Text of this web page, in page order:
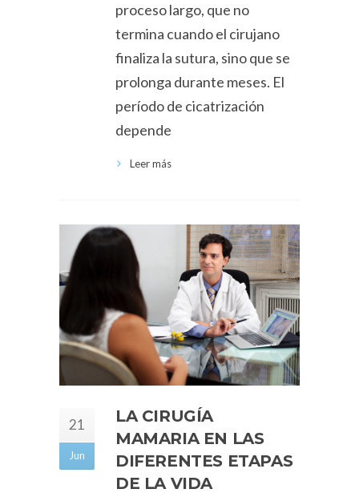
proceso largo, que no
termina cuando el cirujano
finaliza la sutura, sino que se
prolonga durante meses. El
período de cicatrización
depende
Leer más
21
Jun
LA CIRUGÍA
MAMARIA EN LAS
DIFERENTES ETAPAS
DE LA VIDA